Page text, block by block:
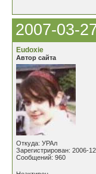
2007-03-
Eudoxie
Автор сайта
Откуда: УРАл
Зарегистрирован: 2006-
Сообщений: 960